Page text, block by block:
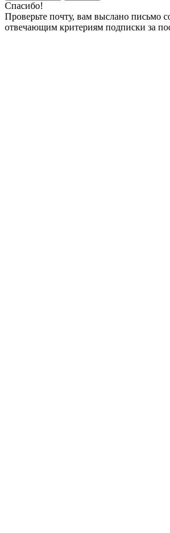
Спасибо!
Проверьте почту, вам выслано письмо
отвечающим критериям подписки за